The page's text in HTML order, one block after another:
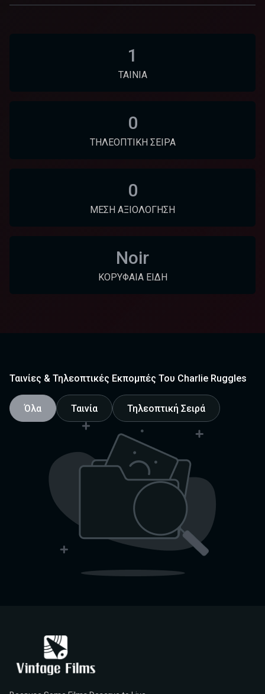
1
ΤΑΙΝΊΑ
0
ΤΗΛΕΟΠΤΙΚΉ ΣΕΙΡΆ
0
ΜΈΣΗ ΑΞΙΟΛΌΓΗΣΗ
Noir
ΚΟΡΥΦΑΊΑ ΕΊΔΗ
Ταινίες & Τηλεοπτικές Εκπομπές Του Charlie Ruggles
Όλα Ταινία Τηλεοπτική Σειρά